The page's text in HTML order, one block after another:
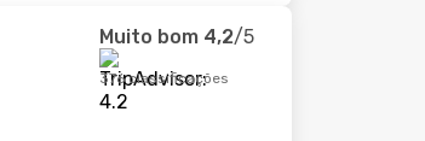
Muito bom 4,2/5
376 classificações